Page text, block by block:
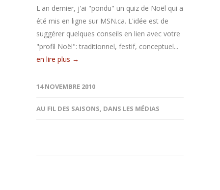
L'an dernier, j'ai "pondu" un quiz de Noël qui a
été mis en ligne sur MSN.ca. L'idée est de
suggérer quelques conseils en lien avec votre
"profil Noël": traditionnel, festif, conceptuel...
en lire plus →
14 NOVEMBRE 2010
AU FIL DES SAISONS, DANS LES MÉDIAS